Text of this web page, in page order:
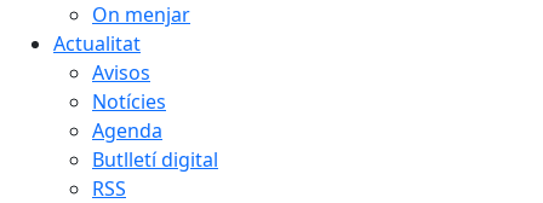
On menjar
Actualitat
Avisos
Notícies
Agenda
Butlletí digital
RSS